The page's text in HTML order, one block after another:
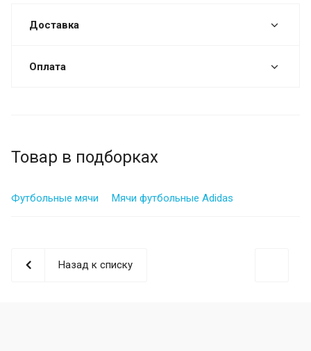
Доставка
Оплата
Товар в подборках
Футбольные мячи Мячи футбольные Adidas
Назад к списку